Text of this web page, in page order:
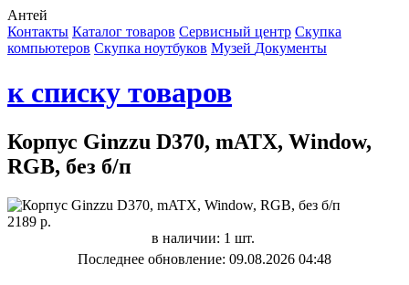
Антей
Контакты Каталог товаров Сервисный центр Cкупка
компьютеров Cкупка ноутбуков Музей Документы
к списку товаров
Корпус Ginzzu D370, mATX, Window,
RGB, без б/п
2189 р.
в наличии: 1 шт.
Последнее обновление: 09.08.2026 04:48